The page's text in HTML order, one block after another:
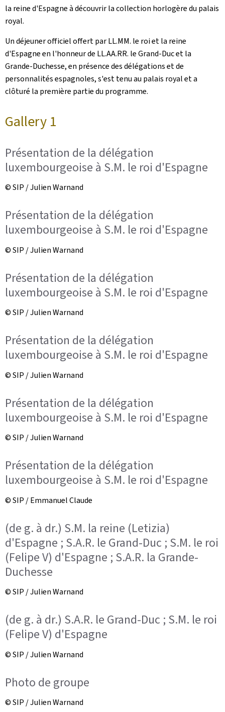
la reine d'Espagne à découvrir la collection horlogère du palais
royal.
Un déjeuner officiel offert par LL.MM. le roi et la reine
d'Espagne en l'honneur de LL.AA.RR. le Grand-Duc et la
Grande-Duchesse, en présence des délégations et de
personnalités espagnoles, s'est tenu au palais royal et a
clôturé la première partie du programme.
Gallery 1
Présentation de la délégation
luxembourgeoise à S.M. le roi d'Espagne
© SIP / Julien Warnand
Présentation de la délégation
luxembourgeoise à S.M. le roi d'Espagne
© SIP / Julien Warnand
Présentation de la délégation
luxembourgeoise à S.M. le roi d'Espagne
© SIP / Julien Warnand
Présentation de la délégation
luxembourgeoise à S.M. le roi d'Espagne
© SIP / Julien Warnand
Présentation de la délégation
luxembourgeoise à S.M. le roi d'Espagne
© SIP / Julien Warnand
Présentation de la délégation
luxembourgeoise à S.M. le roi d'Espagne
© SIP / Emmanuel Claude
(de g. à dr.) S.M. la reine (Letizia)
d'Espagne ; S.A.R. le Grand-Duc ; S.M. le roi
(Felipe V) d'Espagne ; S.A.R. la Grande-
Duchesse
© SIP / Julien Warnand
(de g. à dr.) S.A.R. le Grand-Duc ; S.M. le roi
(Felipe V) d'Espagne
© SIP / Julien Warnand
Photo de groupe
© SIP / Julien Warnand